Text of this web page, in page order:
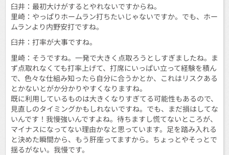
臼井：最初大けがするとやれないですからね。
里崎：やっぱりホームラン打ちたいじゃないですか。でも、ホー
ムランより内野安打ですね。
臼井：打率が大事ですね。
里崎：そうですね。一発で大きく点取ろうとしすぎましたね。ま
ず点取れなくても打率上げて、打席にいっぱい立って経験を積ん
で、色々な仕組み知ったら自分に合うかとか、これはリスクある
とかないとがか分かりやすくなりますね。
既に利用しているものは大きくなりすぎてる可能性もあるので、
見直しのタイミングかもしれないですね。でも、まだ損はしてな
いんです！我慢強いんですよね。待ちますし慌てないところが、
マイナスになってない理由かなと思っています。足を踏み入れる
と決めた瞬間から、もう肝座ってますから。ちょっとやそっとで
揺るがない。我慢です。